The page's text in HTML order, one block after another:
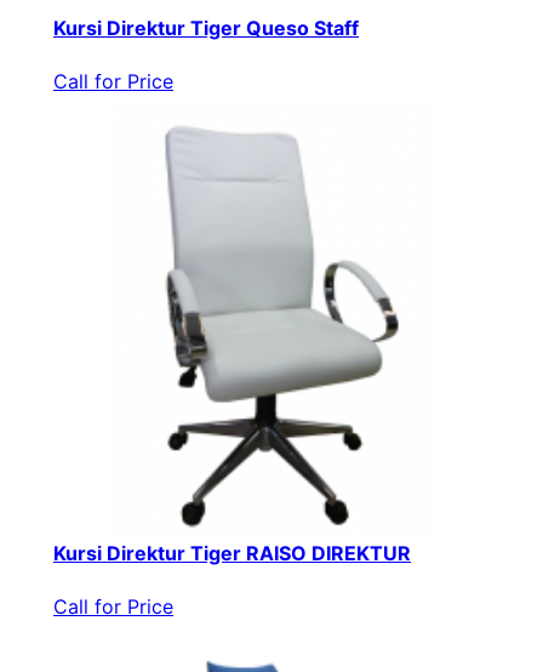
Kursi Direktur Tiger Queso Staff
Call for Price
Kursi Direktur Tiger RAISO DIREKTUR
Call for Price